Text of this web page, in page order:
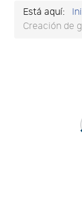
Está aquí:
Creación de